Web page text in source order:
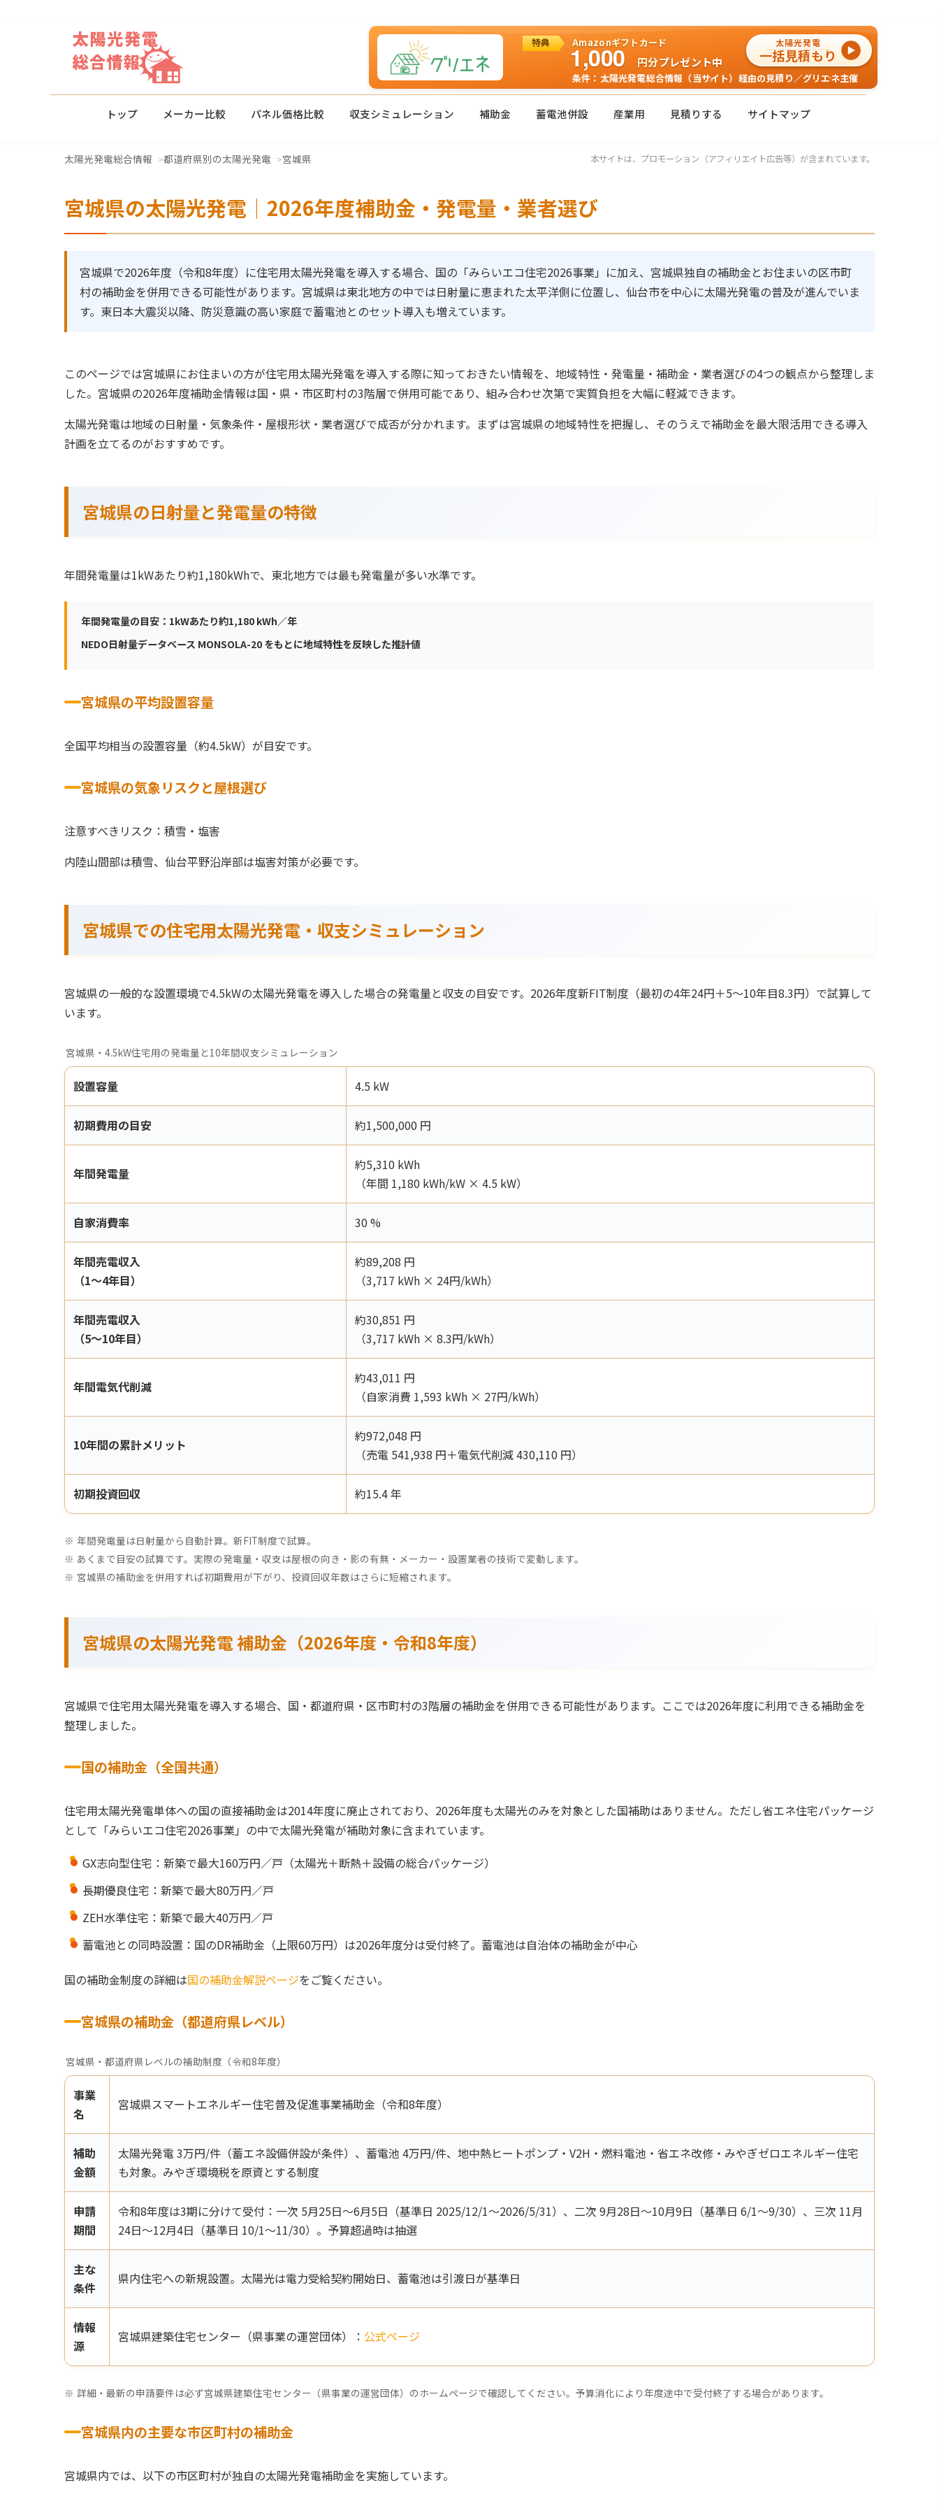
特典 Amazonギフトカード
1,000 円分プレゼント中
条件：太陽光発電総合情報（当サイト）経由の見積り／グリエネ主催
太陽光発電
一括見積もり
太陽光発電の一括見積もりはグリエネへ
トップ メーカー比較 パネル価格比較 収支シミュレーション 補助金 蓄電池併設 産業用 見積りする サイトマップ
太陽光発電総合情報 都道府県別の太陽光発電 宮城県 本サイトは、プロモーション（アフィリエイト広告等）が含まれています。
宮城県の太陽光発電｜2026年度補助金・発電量・業者選び
宮城県で2026年度（令和8年度）に住宅用太陽光発電を導入する場合、国の「みらいエコ住宅2026事業」に加え、宮城県独自の補助金とお住まいの区市町
村の補助金を併用できる可能性があります。宮城県は東北地方の中では日射量に恵まれた太平洋側に位置し、仙台市を中心に太陽光発電の普及が進んでいま
す。東日本大震災以降、防災意識の高い家庭で蓄電池とのセット導入も増えています。
このページでは宮城県にお住まいの方が住宅用太陽光発電を導入する際に知っておきたい情報を、地域特性・発電量・補助金・業者選びの4つの観点から整理しま
した。宮城県の2026年度補助金情報は国・県・市区町村の3階層で併用可能であり、組み合わせ次第で実質負担を大幅に軽減できます。
太陽光発電は地域の日射量・気象条件・屋根形状・業者選びで成否が分かれます。まずは宮城県の地域特性を把握し、そのうえで補助金を最大限活用できる導入
計画を立てるのがおすすめです。
宮城県の日射量と発電量の特徴
年間発電量は1kWあたり約1,180kWhで、東北地方では最も発電量が多い水準です。
年間発電量の目安：1kWあたり約1,180 kWh／年
NEDO日射量データベース MONSOLA-20 をもとに地域特性を反映した推計値
宮城県の平均設置容量
全国平均相当の設置容量（約4.5kW）が目安です。
宮城県の気象リスクと屋根選び
注意すべきリスク：積雪・塩害
内陸山間部は積雪、仙台平野沿岸部は塩害対策が必要です。
宮城県での住宅用太陽光発電・収支シミュレーション
宮城県の一般的な設置環境で4.5kWの太陽光発電を導入した場合の発電量と収支の目安です。2026年度新FIT制度（最初の4年24円＋5〜10年目8.3円）で試算して
います。
宮城県・4.5kW住宅用の発電量と10年間収支シミュレーション
設置容量 4.5 kW
初期費用の目安 約1,500,000 円
年間発電量
約5,310 kWh
（年間 1,180 kWh/kW × 4.5 kW）
自家消費率 30 %
年間売電収入
（1〜4年目）
約89,208 円
（3,717 kWh × 24円/kWh）
年間売電収入
（5〜10年目）
約30,851 円
（3,717 kWh × 8.3円/kWh）
年間電気代削減
約43,011 円
（自家消費 1,593 kWh × 27円/kWh）
10年間の累計メリット
約972,048 円
（売電 541,938 円＋電気代削減 430,110 円）
初期投資回収 約15.4 年
年間発電量は日射量から自動計算。新FIT制度で試算。
あくまで目安の試算です。実際の発電量・収支は屋根の向き・影の有無・メーカー・設置業者の技術で変動します。
宮城県の補助金を併用すれば初期費用が下がり、投資回収年数はさらに短縮されます。
宮城県の太陽光発電 補助金（2026年度・令和8年度）
宮城県で住宅用太陽光発電を導入する場合、国・都道府県・区市町村の3階層の補助金を併用できる可能性があります。ここでは2026年度に利用できる補助金を
整理しました。
国の補助金（全国共通）
住宅用太陽光発電単体への国の直接補助金は2014年度に廃止されており、2026年度も太陽光のみを対象とした国補助はありません。ただし省エネ住宅パッケージ
として「みらいエコ住宅2026事業」の中で太陽光発電が補助対象に含まれています。
GX志向型住宅：新築で最大160万円／戸（太陽光＋断熱＋設備の総合パッケージ）
長期優良住宅：新築で最大80万円／戸
ZEH水準住宅：新築で最大40万円／戸
蓄電池との同時設置：国のDR補助金（上限60万円）は2026年度分は受付終了。蓄電池は自治体の補助金が中心
国の補助金制度の詳細は国の補助金解説ページをご覧ください。
宮城県の補助金（都道府県レベル）
宮城県・都道府県レベルの補助制度（令和8年度）
事業
名
宮城県スマートエネルギー住宅普及促進事業補助金（令和8年度）
補助
金額
太陽光発電 3万円/件（蓄エネ設備併設が条件）、蓄電池 4万円/件、地中熱ヒートポンプ・V2H・燃料電池・省エネ改修・みやぎゼロエネルギー住宅
も対象。みやぎ環境税を原資とする制度
申請
期間
令和8年度は3期に分けて受付：一次 5月25日〜6月5日（基準日 2025/12/1〜2026/5/31）、二次 9月28日〜10月9日（基準日 6/1〜9/30）、三次 11月
24日〜12月4日（基準日 10/1〜11/30）。予算超過時は抽選
主な
条件
県内住宅への新規設置。太陽光は電力受給契約開始日、蓄電池は引渡日が基準日
情報
源
宮城県建築住宅センター（県事業の運営団体）： 公式ページ
詳細・最新の申請要件は必ず宮城県建築住宅センター（県事業の運営団体）のホームページで確認してください。予算消化により年度途中で受付終了する場合があります。
宮城県内の主要な市区町村の補助金
宮城県内では、以下の市区町村が独自の太陽光発電補助金を実施しています。